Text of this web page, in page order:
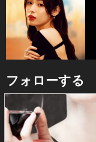
フォローする